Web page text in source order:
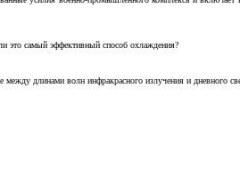
это самый эффективный способ охлаждения?
длинами волн инфракрасного излучения и дневного